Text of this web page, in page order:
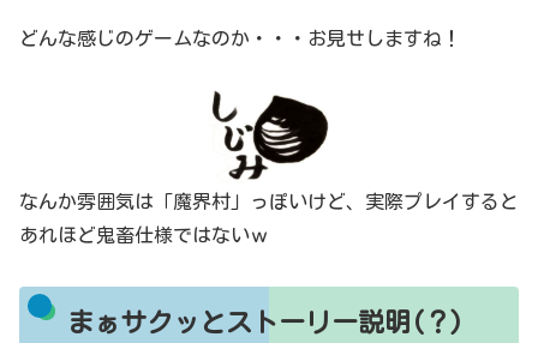
どんな感じのゲームなのか・・・お見せしますね！
なんか雰囲気は「魔界村」っぽいけど、実際プレイすると
あれほど鬼畜仕様ではないｗ
まぁサクッとストーリー説明(？)